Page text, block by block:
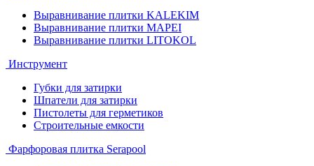
Выравнивание плитки KALEKIM
Выравнивание плитки MAPEI
Выравнивание плитки LITOKOL
Инструмент
Губки для затирки
Шпатели для затирки
Пистолеты для герметиков
Строительные емкости
Фарфоровая плитка Serapool